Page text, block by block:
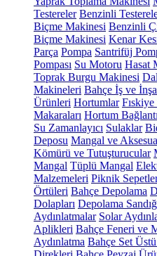
Testereler Benzinli
Biçme Makinesi Benzinli
Biçme Makinesi Kenar
Parça Pompa Santrifüj
Pompası Su Motoru Hasat
Toprak Burgu Makinesi
Makineleri Bahçe İş ve
Ürünleri Hortumlar Fıskiye
Makaraları Hortum
Su Zamanlayıcı Sulaklar
Deposu Mangal ve
Kömürü ve Tutuşturucular
Mangal Tüplü Mangal
Malzemeleri Piknik
Örtüleri Bahçe Depolama
Dolapları Depolama
Aydınlatmalar Solar
Aplikleri Bahçe Feneri ve
Aydınlatma Bahçe Set